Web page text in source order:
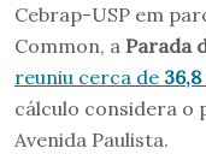
Cebrap-USP em
Common, a Parada
reuniu cerca de
cálculo considera o
Avenida Paulista.